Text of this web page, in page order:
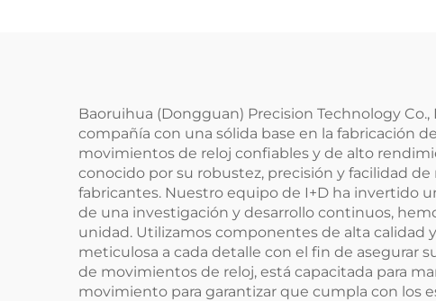
Baoruihua (Dongguan) Precision Technology
compañía con una sólida base en la fabricación
movimientos de reloj confiables y de alto
conocido por su robustez, precisión y facilidad
fabricantes. Nuestro equipo de I+D ha invertido
de una investigación y desarrollo continuos,
unidad. Utilizamos componentes de alta calidad
meticulosa a cada detalle con el fin de asegurar
de movimientos de reloj, está capacitada para
movimiento para garantizar que cumpla con los